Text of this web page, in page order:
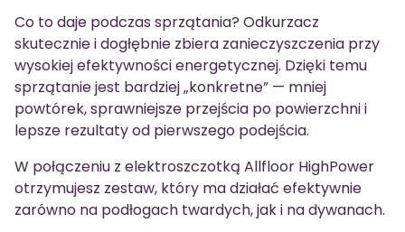
Co to daje podczas sprzątania? Odkurzacz
skutecznie i dogłębnie zbiera zanieczyszczenia przy
wysokiej efektywności energetycznej. Dzięki temu
sprzątanie jest bardziej „konkretne” — mniej
powtórek, sprawniejsze przejścia po powierzchni i
lepsze rezultaty od pierwszego podejścia.
W połączeniu z elektroszczotką Allfloor HighPower
otrzymujesz zestaw, który ma działać efektywnie
zarówno na podłogach twardych, jak i na dywanach.